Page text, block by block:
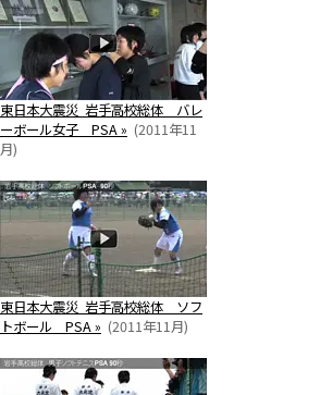
東日本大震災 岩手高校総体 バレ
ーボール女子 PSA » (2011年11
月)
東日本大震災 岩手高校総体 ソフ
トボール PSA » (2011年11月)